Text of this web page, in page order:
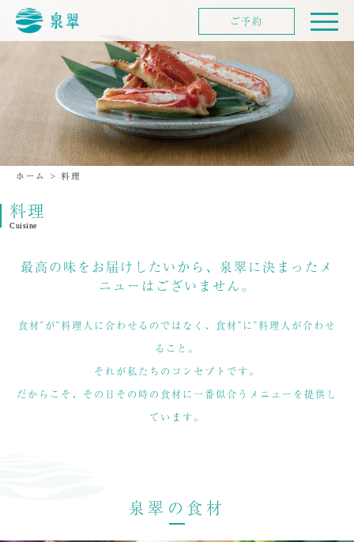
ホーム > 料理
料理
Cuisine
最高の味をお届けしたいから、泉翠に決まったメ
ニューはございません。
食材"が"料理人に合わせるのではなく、食材"に"料理人が合わせ
ること。
それが私たちのコンセプトです。
だからこそ、その日その時の食材に一番似合うメニューを提供し
ています。
泉翠の食材
ご予約